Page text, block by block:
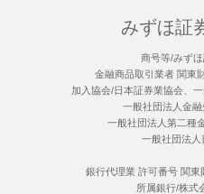
みずほ証
商号等/みず
金融商品取引業者 関東
加入協会/日本証券業協会、
一般社団法人金融
一般社団法人第二種
一般社団法
銀行代理業 許可番号 関
所属銀行/株式